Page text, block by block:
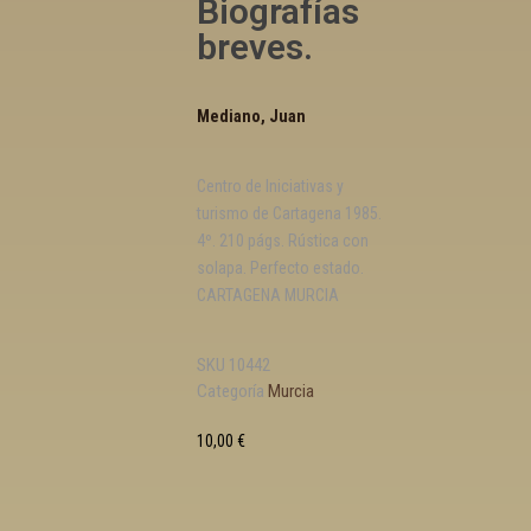
Biografías
breves.
Mediano, Juan
Centro de Iniciativas y
turismo de Cartagena 1985.
4º. 210 págs. Rústica con
solapa. Perfecto estado.
CARTAGENA MURCIA
SKU 10442
Categoría Murcia
10,00 €